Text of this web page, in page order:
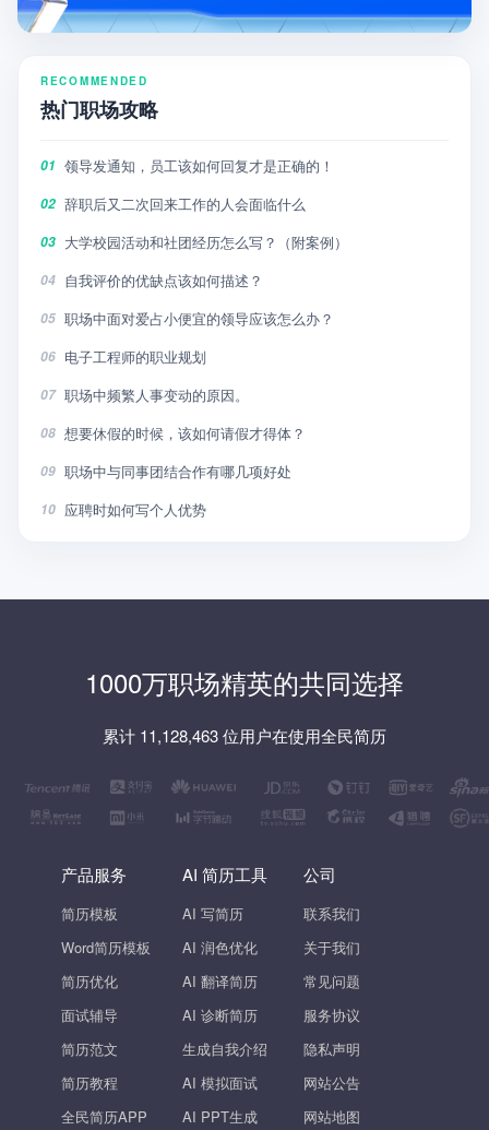
RECOMMENDED
热门职场攻略
01 领导发通知，员工该如何回复才是正确的！
02 辞职后又二次回来工作的人会面临什么
03 大学校园活动和社团经历怎么写？（附案例）
04 自我评价的优缺点该如何描述？
05 职场中面对爱占小便宜的领导应该怎么办？
06 电子工程师的职业规划
07 职场中频繁人事变动的原因。
08 想要休假的时候，该如何请假才得体？
09 职场中与同事团结合作有哪几项好处
10 应聘时如何写个人优势
1000万职场精英的共同选择
累计 11,128,463 位用户在使用全民简历
产品服务
简历模板
Word简历模板
简历优化
面试辅导
简历范文
简历教程
全民简历APP
AI 简历工具
AI 写简历
AI 润色优化
AI 翻译简历
AI 诊断简历
生成自我介绍
AI 模拟面试
AI PPT生成
公司
联系我们
关于我们
常见问题
服务协议
隐私声明
网站公告
网站地图